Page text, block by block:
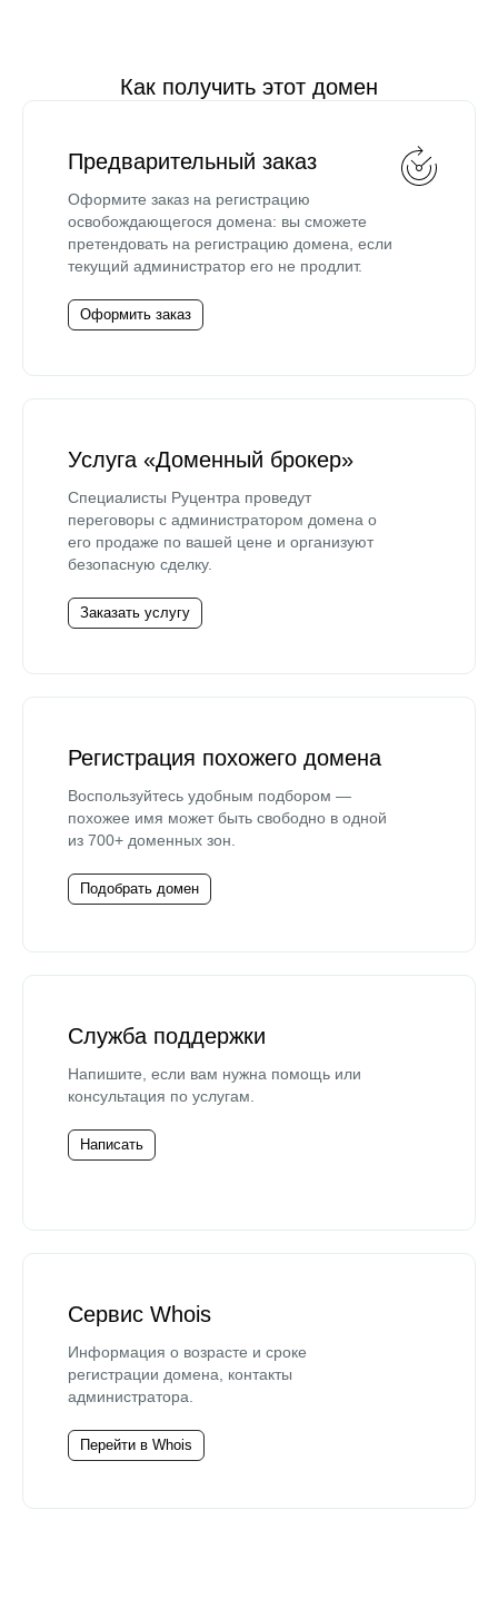
Как получить этот домен
Предварительный заказ
Оформите заказ на регистрацию
освобождающегося домена: вы сможете
претендовать на регистрацию домена, если
текущий администратор его не продлит.
Оформить заказ
Услуга «Доменный брокер»
Специалисты Руцентра проведут
переговоры с администратором домена о
его продаже по вашей цене и организуют
безопасную сделку.
Заказать услугу
Регистрация похожего домена
Воспользуйтесь удобным подбором —
похожее имя может быть свободно в одной
из 700+ доменных зон.
Подобрать домен
Служба поддержки
Напишите, если вам нужна помощь или
консультация по услугам.
Написать
Сервис Whois
Информация о возрасте и сроке
регистрации домена, контакты
администратора.
Перейти в Whois